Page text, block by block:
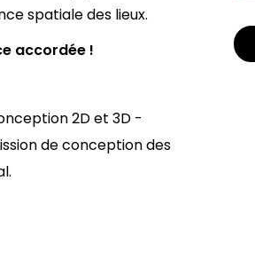
spatiale des lieux.
accordée !
2D et 3D -
de conception des